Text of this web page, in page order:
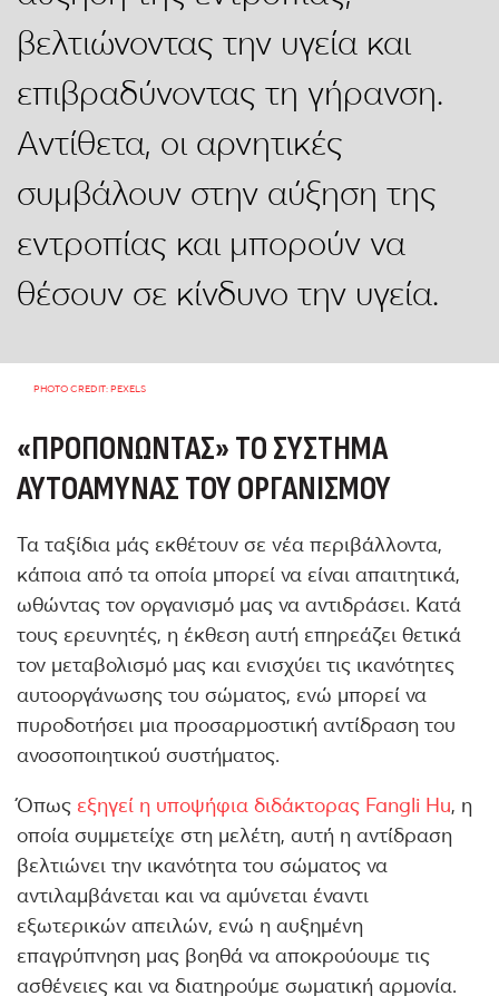
βελτιώνοντας την υγεία και
επιβραδύνοντας τη γήρανση.
Αντίθετα, οι αρνητικές
συμβάλουν στην αύξηση της
εντροπίας και μπορούν να
θέσουν σε κίνδυνο την υγεία.
PHOTO CREDIT: PEXELS
«ΠΡΟΠΟΝΏΝΤΑΣ» ΤΟ ΣΎΣΤΗΜΑ
ΑΥΤΟΆΜΥΝΑΣ ΤΟΥ ΟΡΓΑΝΙΣΜΟΎ
Τα ταξίδια μάς εκθέτουν σε νέα περιβάλλοντα,
κάποια από τα οποία μπορεί να είναι απαιτητικά,
ωθώντας τον οργανισμό μας να αντιδράσει. Κατά
τους ερευνητές, η έκθεση αυτή επηρεάζει θετικά
τον μεταβολισμό μας και ενισχύει τις ικανότητες
αυτοοργάνωσης του σώματος, ενώ μπορεί να
πυροδοτήσει μια προσαρμοστική αντίδραση του
ανοσοποιητικού συστήματος.
Όπως εξηγεί η υποψήφια διδάκτορας Fangli Hu, η
οποία συμμετείχε στη μελέτη, αυτή η αντίδραση
βελτιώνει την ικανότητα του σώματος να
αντιλαμβάνεται και να αμύνεται έναντι
εξωτερικών απειλών, ενώ η αυξημένη
επαγρύπνηση μας βοηθά να αποκρούουμε τις
ασθένειες και να διατηρούμε σωματική αρμονία.